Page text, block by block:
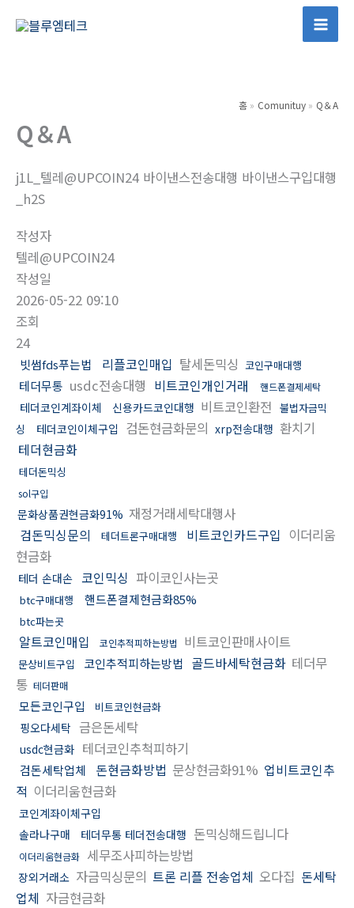
Main
홈 Comunituy Q＆A
Q＆A
j1L_텔레@UPCOIN24 바이낸스전송대행 바이낸스구입대행
_h2S
작성자
텔레@UPCOIN24
작성일
2026-05-22 09:10
조회
24
빗썸fds푸는법 리플코인매입 탈세돈믹싱 코인구매대행
테더무통 usdc전송대행 비트코인개인거래 핸드폰결제세탁
테더코인계좌이체 신용카드코인대행 비트코인환전 불법자금믹
싱
테더코인이체구입 검돈현금화문의 xrp전송대행 환치기
테더현금화
테더돈믹싱
sol구입
문화상품권현금화91% 재정거래세탁대행사
검돈믹싱문의
테더트론구매대행 비트코인카드구입 이더리움
현금화
테더 손대손 코인믹싱 파이코인사는곳
btc구매대행 핸드폰결제현금화85%
btc파는곳
알트코인매입 코인추적피하는방법 비트코인판매사이트
문상비트구입 코인추적피하는방법 골드바세탁현금화 테더무
통 테더판매
모든코인구입 비트코인현금화
핑오다세탁 금은돈세탁
usdc현금화 테더코인추척피하기
검돈세탁업체 돈현금화방법 문상현금화91% 업비트코인추
적 이더리움현금화
코인계좌이체구입
솔라나구매
테더무통 테더전송대행 돈믹싱해드립니다
이더리움현금화 세무조사피하는방법
장외거래소 자금믹싱문의 트론 리플 전송업체 오다집 돈세탁
업체 자금현금화